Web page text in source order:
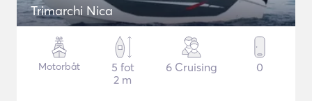
Trimarchi Nica
Motorbåt
5 fot
2 m
6 Cruising 0